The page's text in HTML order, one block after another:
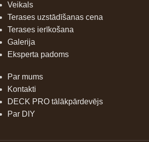
Veikals
Terases uzstādīšanas cena
Terases ierīkošana
Galerija
Eksperta padoms
Par mums
Kontakti
DECK PRO tālākpārdevējs
Par DIY